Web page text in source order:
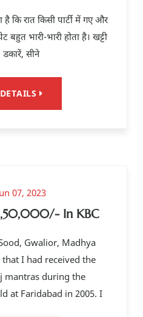
है कि रात किसी पार्टी में गए और
भारी-भारी होता है। खट्टी
डकारें, सीने
DETAILS
07, 2023
In KBC
Gwalior, Madhya
I had received the
mantras during the
at Faridabad in 2005. I